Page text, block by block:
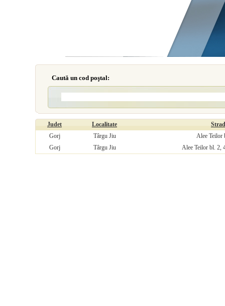
Caută un cod poştal:
Judet Localitate
Gorj
Târgu Jiu
Alee Teilor
Gorj
Târgu Jiu Alee Teilor bl. 2,